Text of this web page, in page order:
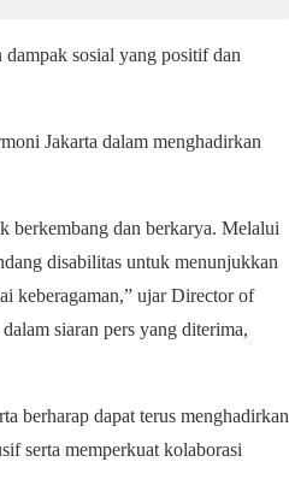
sosial yang positif dan
Jakarta dalam menghadirkan
berkembang dan berkarya. Melalui
disabilitas untuk menunjukkan
keberagaman,” ujar Director of
siaran pers yang diterima,
berharap dapat terus menghadirkan
serta memperkuat kolaborasi